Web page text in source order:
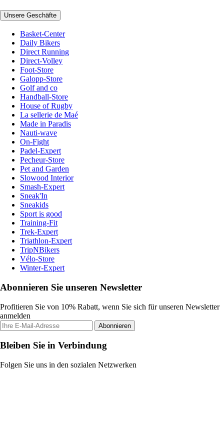
Unsere Geschäfte
Basket-Center
Daily Bikers
Direct Running
Direct-Volley
Foot-Store
Galopp-Store
Golf and co
Handball-Store
House of Rugby
La sellerie de Maé
Made in Paradis
Nauti-wave
On-Fight
Padel-Expert
Pecheur-Store
Pet and Garden
Slowood Interior
Smash-Expert
Sneak'In
Sneakids
Sport is good
Training-Fit
Trek-Expert
Triathlon-Expert
TripNBikers
Vélo-Store
Winter-Expert
Abonnieren Sie unseren Newsletter
Profitieren Sie von 10% Rabatt, wenn Sie sich für unseren Newsletter
anmelden
Abonnieren
Bleiben Sie in Verbindung
Folgen Sie uns in den sozialen Netzwerken